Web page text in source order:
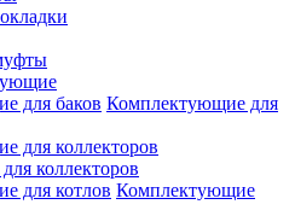
Комплектующие для
коллекторов
Комплектующие